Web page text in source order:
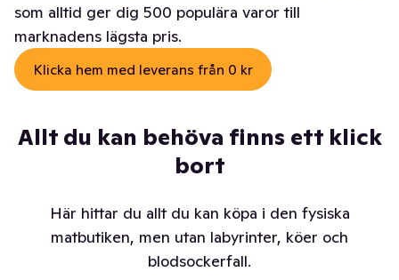
som alltid ger dig 500 populära varor till
marknadens lägsta pris.
Klicka hem med leverans från 0 kr
Allt du kan behöva finns ett klick
bort
Här hittar du allt du kan köpa i den fysiska
matbutiken, men utan labyrinter, köer och
blodsockerfall.